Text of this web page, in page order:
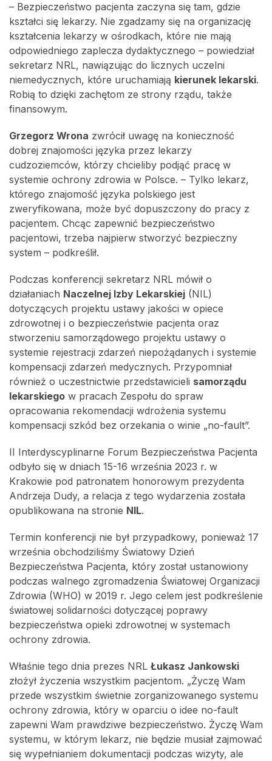
– Bezpieczeństwo pacjenta zaczyna się tam, gdzie
kształci się lekarzy. Nie zgadzamy się na organizację
kształcenia lekarzy w ośrodkach, które nie mają
odpowiedniego zaplecza dydaktycznego – powiedział
sekretarz NRL, nawiązując do licznych uczelni
niemedycznych, które uruchamiają kierunek lekarski.
Robią to dzięki zachętom ze strony rządu, także
finansowym.
Grzegorz Wrona zwrócił uwagę na konieczność
dobrej znajomości języka przez lekarzy
cudzoziemców, którzy chcieliby podjąć pracę w
systemie ochrony zdrowia w Polsce. – Tylko lekarz,
którego znajomość języka polskiego jest
zweryfikowana, może być dopuszczony do pracy z
pacjentem. Chcąc zapewnić bezpieczeństwo
pacjentowi, trzeba najpierw stworzyć bezpieczny
system – podkreślił.
Podczas konferencji sekretarz NRL mówił o
działaniach Naczelnej Izby Lekarskiej (NIL)
dotyczących projektu ustawy jakości w opiece
zdrowotnej i o bezpieczeństwie pacjenta oraz
stworzeniu samorządowego projektu ustawy o
systemie rejestracji zdarzeń niepożądanych i systemie
kompensacji zdarzeń medycznych. Przypomniał
również o uczestnictwie przedstawicieli samorządu
lekarskiego w pracach Zespołu do spraw
opracowania rekomendacji wdrożenia systemu
kompensacji szkód bez orzekania o winie „no-fault”.
II Interdyscyplinarne Forum Bezpieczeństwa Pacjenta
odbyło się w dniach 15-16 września 2023 r. w
Krakowie pod patronatem honorowym prezydenta
Andrzeja Dudy, a relacja z tego wydarzenia została
opublikowana na stronie NIL.
Termin konferencji nie był przypadkowy, ponieważ 17
września obchodziliśmy Światowy Dzień
Bezpieczeństwa Pacjenta, który został ustanowiony
podczas walnego zgromadzenia Światowej Organizacji
Zdrowia (WHO) w 2019 r. Jego celem jest podkreślenie
światowej solidarności dotyczącej poprawy
bezpieczeństwa opieki zdrowotnej w systemach
ochrony zdrowia.
Właśnie tego dnia prezes NRL Łukasz Jankowski
złożył życzenia wszystkim pacjentom. „Życzę Wam
przede wszystkim świetnie zorganizowanego systemu
ochrony zdrowia, który w oparciu o idee no-fault
zapewni Wam prawdziwe bezpieczeństwo. Życzę Wam
systemu, w którym lekarz, nie będzie musiał zajmować
się wypełnianiem dokumentacji podczas wizyty, ale